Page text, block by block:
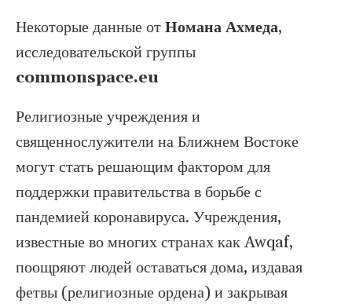
Некоторые данные отНомана Ахмеда,
исследовательской группы
commonspace.eu
Религиозные учреждения и
священнослужители на Ближнем Востоке
могут стать решающим фактором для
поддержки правительства в борьбе с
пандемией коронавируса. Учреждения,
известные во многих странах как Awqaf,
поощряют людей оставаться дома, издавая
фетвы (религиозные ордена) и закрывая